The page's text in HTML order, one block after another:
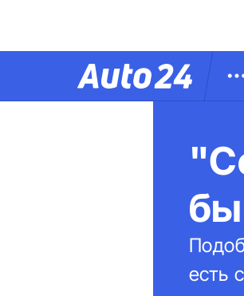
есть